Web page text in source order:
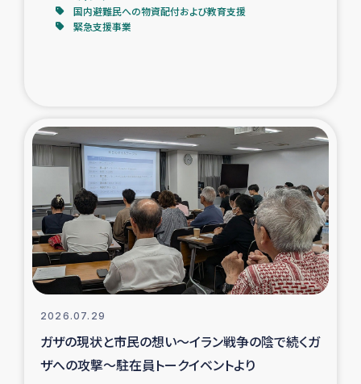
国内避難民への物資配付および教育支援
漁民によるマングローブ植林活動
レバノンでのシリア難民への食糧・越冬支援
レバノンにおける緊急支援
レバノンでのシリア難民への教育支援事業
レバノンでのシリア難民・レバノン人への農業支援
海外ルーツの市民との共生
国内避難民への物資配付および教育支援
緊急支援事業
2026.07.29
ガザの現状と市民の想い～イラン戦争の陰で続くガ
ザへの攻撃～駐在員トークイベントより